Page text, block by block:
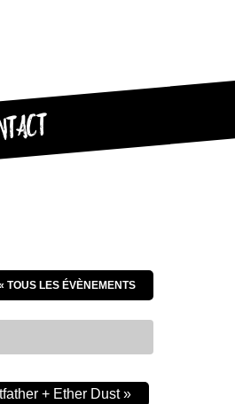
TOUS LES ÉVÈNEMENTS
+ Ether Dust»